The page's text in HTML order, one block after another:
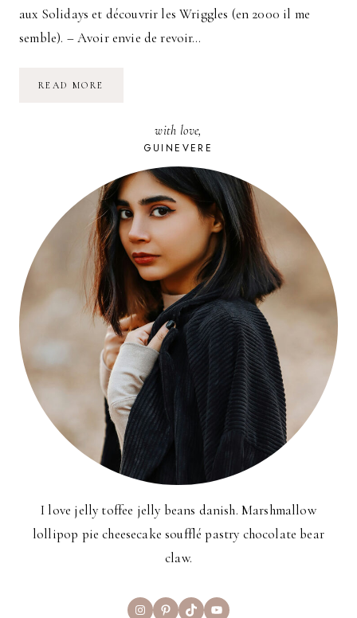
aux Solidays et découvrir les Wriggles (en 2000 il me
semble). – Avoir envie de revoir…
READ MORE
with love,
GUINEVERE
I love jelly toffee jelly beans danish. Marshmallow
lollipop pie cheesecake soufflé pastry chocolate bear
claw.
InstagramPinterest
TikTokYouTube